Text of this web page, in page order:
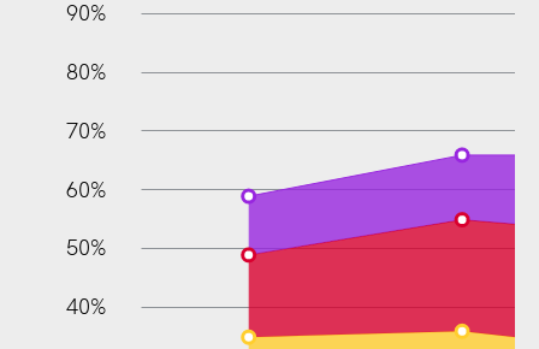
10%
90%
80%
70%
60%
50%
40%